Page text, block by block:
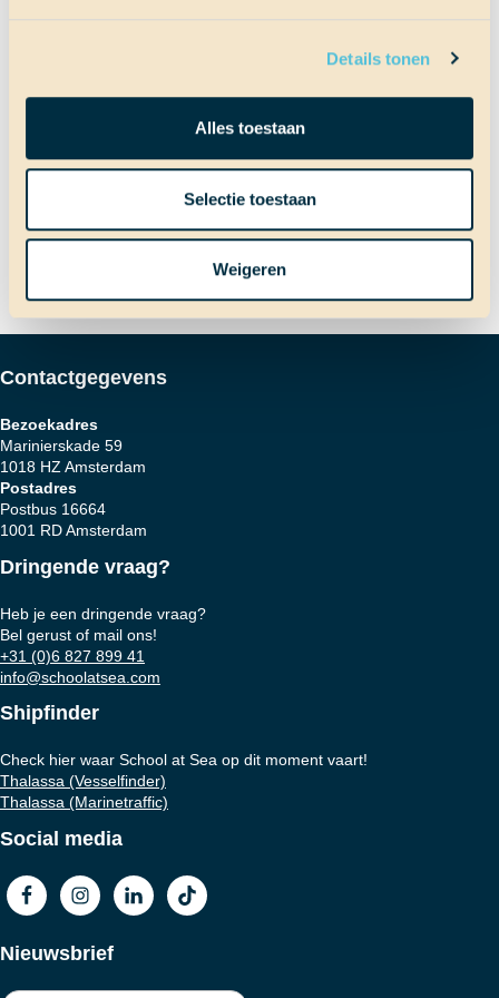
Details tonen
Alles toestaan
Selectie toestaan
Weigeren
Bericht
navigatie
Deepclean
Contactgegevens
Bezoekadres
Marinierskade 59
1018 HZ Amsterdam
Postadres
Postbus 16664
1001 RD Amsterdam
Dringende vraag?
Heb je een dringende vraag?
Bel gerust of mail ons!
+31 (0)6 827 899 41
info@schoolatsea.com
Shipfinder
Check hier waar School at Sea op dit moment vaart!
Thalassa (Vesselfinder)
Thalassa (Marinetraffic)
Social media
Nieuwsbrief